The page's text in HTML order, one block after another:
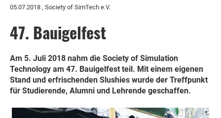
05.07.2018 , Society of SimTech e.V.
47. Bauigelfest
Am 5. Juli 2018 nahm die Society of Simulation
Technology am 47. Bauigelfest teil. Mit einem eigenen
Stand und erfrischenden Slushies wurde der Treffpunkt
für Studierende, Alumni und Lehrende geschaffen.